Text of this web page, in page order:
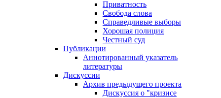
Приватность
Свобода слова
Справедливые выборы
Хорошая полиция
Честный суд
Публикации
Аннотированный указатель
литературы
Дискуссии
Архив предыдущего проекта
Дискуссия о "кризисе